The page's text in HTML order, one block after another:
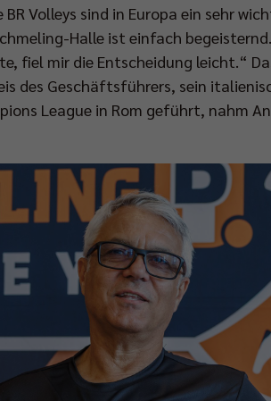
BR Volleys sind in Europa ein sehr
Halle ist einfach
fiel mir die Entscheidung leicht.“
des Geschäftsführers, sein
League in Rom geführt, nahm